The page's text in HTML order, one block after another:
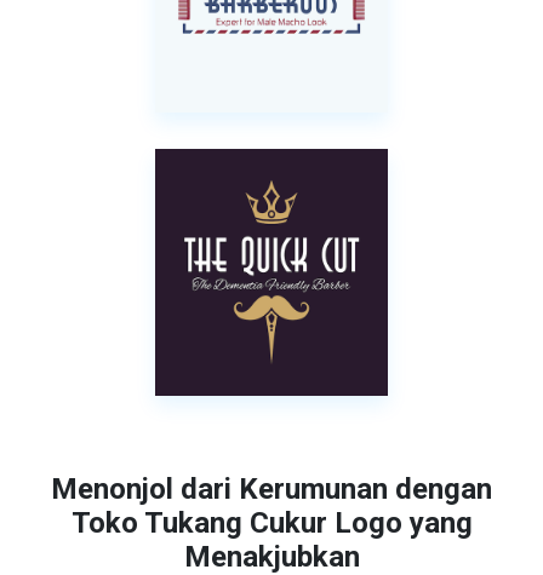
Menonjol dari Kerumunan dengan
Toko Tukang Cukur Logo yang
Menakjubkan